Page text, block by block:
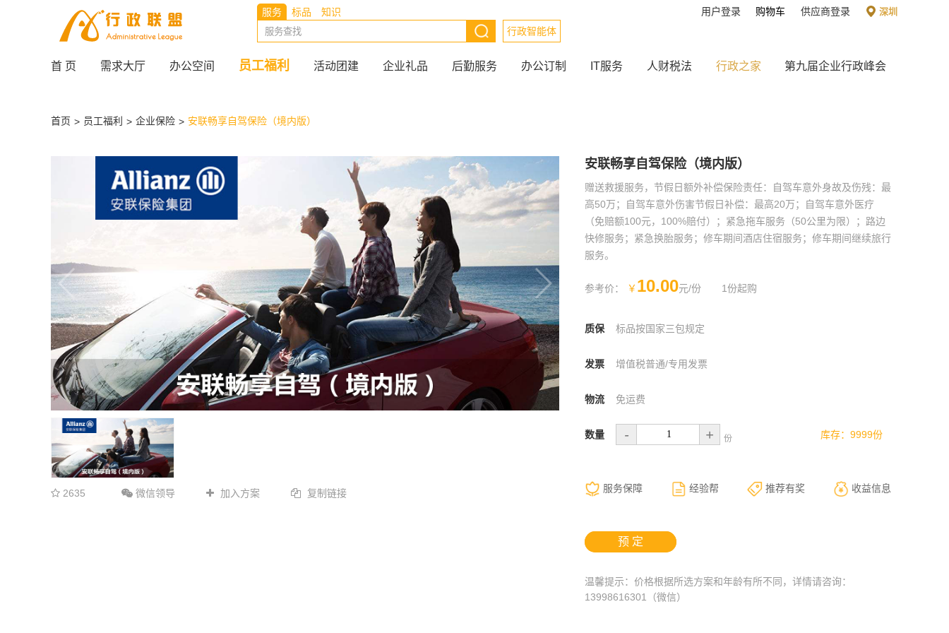
深圳
供应商登录
购物车
用户登录
服务 标品
知识
行政智能体
首 页 需求大厅 办公空间 员工福利 活动团建 企业礼品 后勤服务 办公订制 IT服务 人财税法 行政之家 第九届企业行政峰会
首页 > 员工福利 > 企业保险 > 安联畅享自驾保险（境内版）
2635 微信领导 加入方案 复制链接
安联畅享自驾保险（境内版）
赠送救援服务，节假日额外补偿保险责任：自驾车意外身故及伤残：最
高50万；自驾车意外伤害节假日补偿：最高20万；自驾车意外医疗
（免赔额100元，100%赔付）；紧急拖车服务（50公里为限）；路边
快修服务；紧急换胎服务；修车期间酒店住宿服务；修车期间继续旅行
服务。
参考价： ￥ 10.00元/份 1份起购
质保 标品按国家三包规定
发票 增值税普通/专用发票
物流 免运费
数量 - + 份 库存：9999份
服务保障 经验帮 推荐有奖 收益信息
预 定
温馨提示：价格根据所选方案和年龄有所不同，详情请咨询：
13998616301（微信）